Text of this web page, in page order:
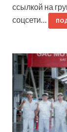
ссылкой на
соцсети…